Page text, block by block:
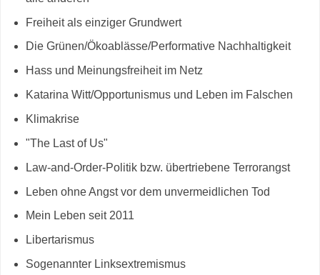
Freiheit als einziger Grundwert
Die Grünen/Ökoablässe/Performative Nachhaltigkeit
Hass und Meinungsfreiheit im Netz
Katarina Witt/Opportunismus und Leben im Falschen
Klimakrise
"The Last of Us"
Law-and-Order-Politik bzw. übertriebene Terrorangst
Leben ohne Angst vor dem unvermeidlichen Tod
Mein Leben seit 2011
Libertarismus
Sogenannter Linksextremismus